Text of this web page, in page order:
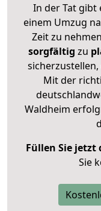
In der Tat gibt
einem Umzug
Zeit zu
sorgfältig zu
Mit der
Waldheim
Füllen Sie jetzt
Sie